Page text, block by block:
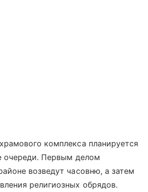
комплекса планируется
очереди. Первым делом
возведут часовню, а затем
религиозных обрядов.